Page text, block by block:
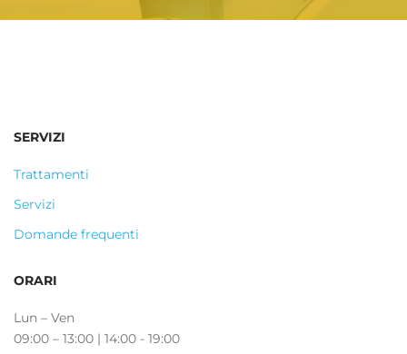
SERVIZI
Trattamenti
Servizi
Domande frequenti
ORARI
Lun – Ven
09:00 – 13:00 | 14:00 - 19:00